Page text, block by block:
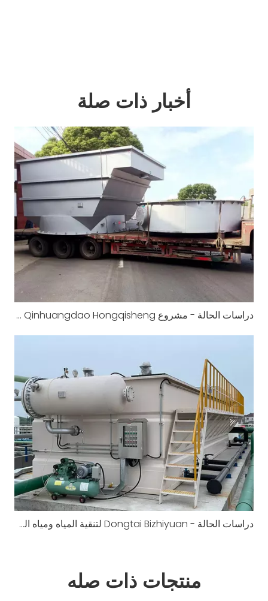
أخبار ذات صلة
دراسات الحالة - مشروع Qinhuangdao Hongqisheng للإلكترونيات الدقيقة لمياه الصرف الصحي العضوية
دراسات الحالة - Dongtai Bizhiyuan لتنقية المياه ومياه الصرف الصناعي
منتجات ذات صله